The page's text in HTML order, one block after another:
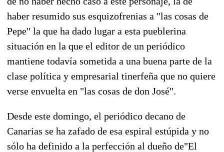
haber resumido sus esquizofrenias a "las cosas de
Pepe" la que ha dado lugar a esta pueblerina
situación en la que el editor de un periódico
mantiene todavía sometida a una buena parte de la
clase política y empresarial tinerfeña que no quiere
verse envuelta en "las cosas de don José".
Desde este domingo, el periódico decano de
Canarias se ha zafado de esa espiral estúpida y no
sólo ha definido a la perfección al dueño de"El